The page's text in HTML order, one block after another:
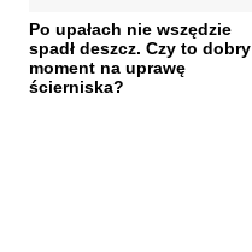
Po upałach nie wszędzie
spadł deszcz. Czy to dobry
moment na uprawę
ścierniska?